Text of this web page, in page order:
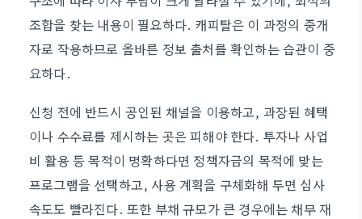
조합을 찾는 내용이 필요하다. 캐피탈은 이 과정의 중개
자로 작용하므로 올바른 정보 출처를 확인하는 습관이 중
요하다.
신청 전에 반드시 공인된 채널을 이용하고, 과장된 혜택
이나 수수료를 제시하는 곳은 피해야 한다. 투자나 사업
비 활용 등 목적이 명확하다면 정책자금의 목적에 맞는
프로그램을 선택하고, 사용 계획을 구체화해 두면 심사
속도도 빨라진다. 또한 부채 규모가 큰 경우에는 채무 재